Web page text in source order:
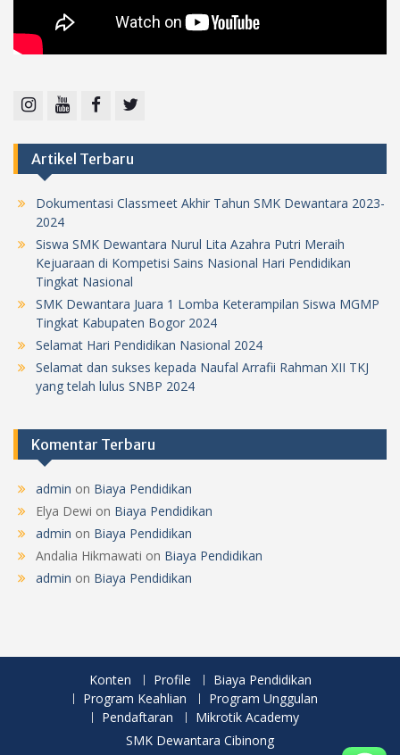
Artikel Terbaru
Dokumentasi Classmeet Akhir Tahun SMK Dewantara 2023-
2024
Siswa SMK Dewantara Nurul Lita Azahra Putri Meraih
Kejuaraan di Kompetisi Sains Nasional Hari Pendidikan
Tingkat Nasional
SMK Dewantara Juara 1 Lomba Keterampilan Siswa MGMP
Tingkat Kabupaten Bogor 2024
Selamat Hari Pendidikan Nasional 2024
Selamat dan sukses kepada Naufal Arrafii Rahman XII TKJ
yang telah lulus SNBP 2024
Komentar Terbaru
admin on Biaya Pendidikan
Elya Dewi on Biaya Pendidikan
admin on Biaya Pendidikan
Andalia Hikmawati on Biaya Pendidikan
admin on Biaya Pendidikan
Konten Profile
Biaya Pendidikan
Program Keahlian
Program Unggulan
Pendaftaran
Mikrotik Academy
SMK Dewantara Cibinong